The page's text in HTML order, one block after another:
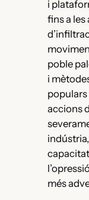
i
fins a les
poble
i
populars
accions
més